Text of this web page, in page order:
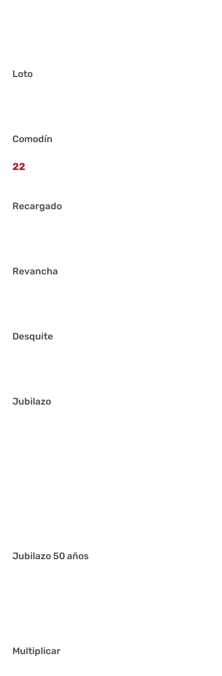
Loto
Comodín
22
Recargado
Revancha
Desquite
Jubilazo
Jubilazo 50 años
Multiplicar